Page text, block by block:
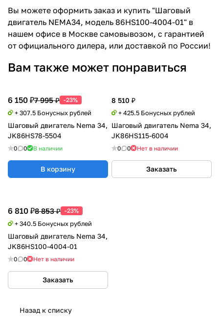
Вы можете оформить заказ и купить "Шаговый
двигатель NEMA34, модель 86HS100-4004-01" в
нашем офисе в Москве самовывозом, с гарантией
от официального дилера, или доставкой по России!
Вам также может понравиться
6 150 ₽7 995 ₽ -23%
+ 307.5 Бонусных рублей
Шаговый двигатель Nema 34,
JK86HS78-5504
0 0 В наличии
В корзину
8 510 ₽
+ 425.5 Бонусных рублей
Шаговый двигатель Nema 34,
JK86HS115-6004
0 0 Нет в наличии
Заказать
6 810 ₽8 853 ₽ -23%
+ 340.5 Бонусных рублей
Шаговый двигатель Nema 34,
JK86HS100-4004-01
0 0 Нет в наличии
Заказать
Назад к списку